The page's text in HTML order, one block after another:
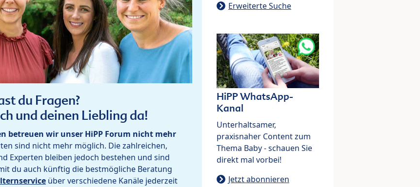
du Fragen?
und deinen Liebling da!
betreuen wir unser HiPP Forum nicht mehr
sind nicht mehr möglich. Die zahlreichen,
Experten bleiben jedoch bestehen und sind
du auch künftig die bestmögliche Beratung
über verschiedene Kanäle jederzeit
Erweiterte Suche
HiPP WhatsApp-
Kanal
Unterhaltsamer,
praxisnaher Content zum
Thema Baby - schauen Sie
direkt mal vorbei!
Jetzt abonnieren